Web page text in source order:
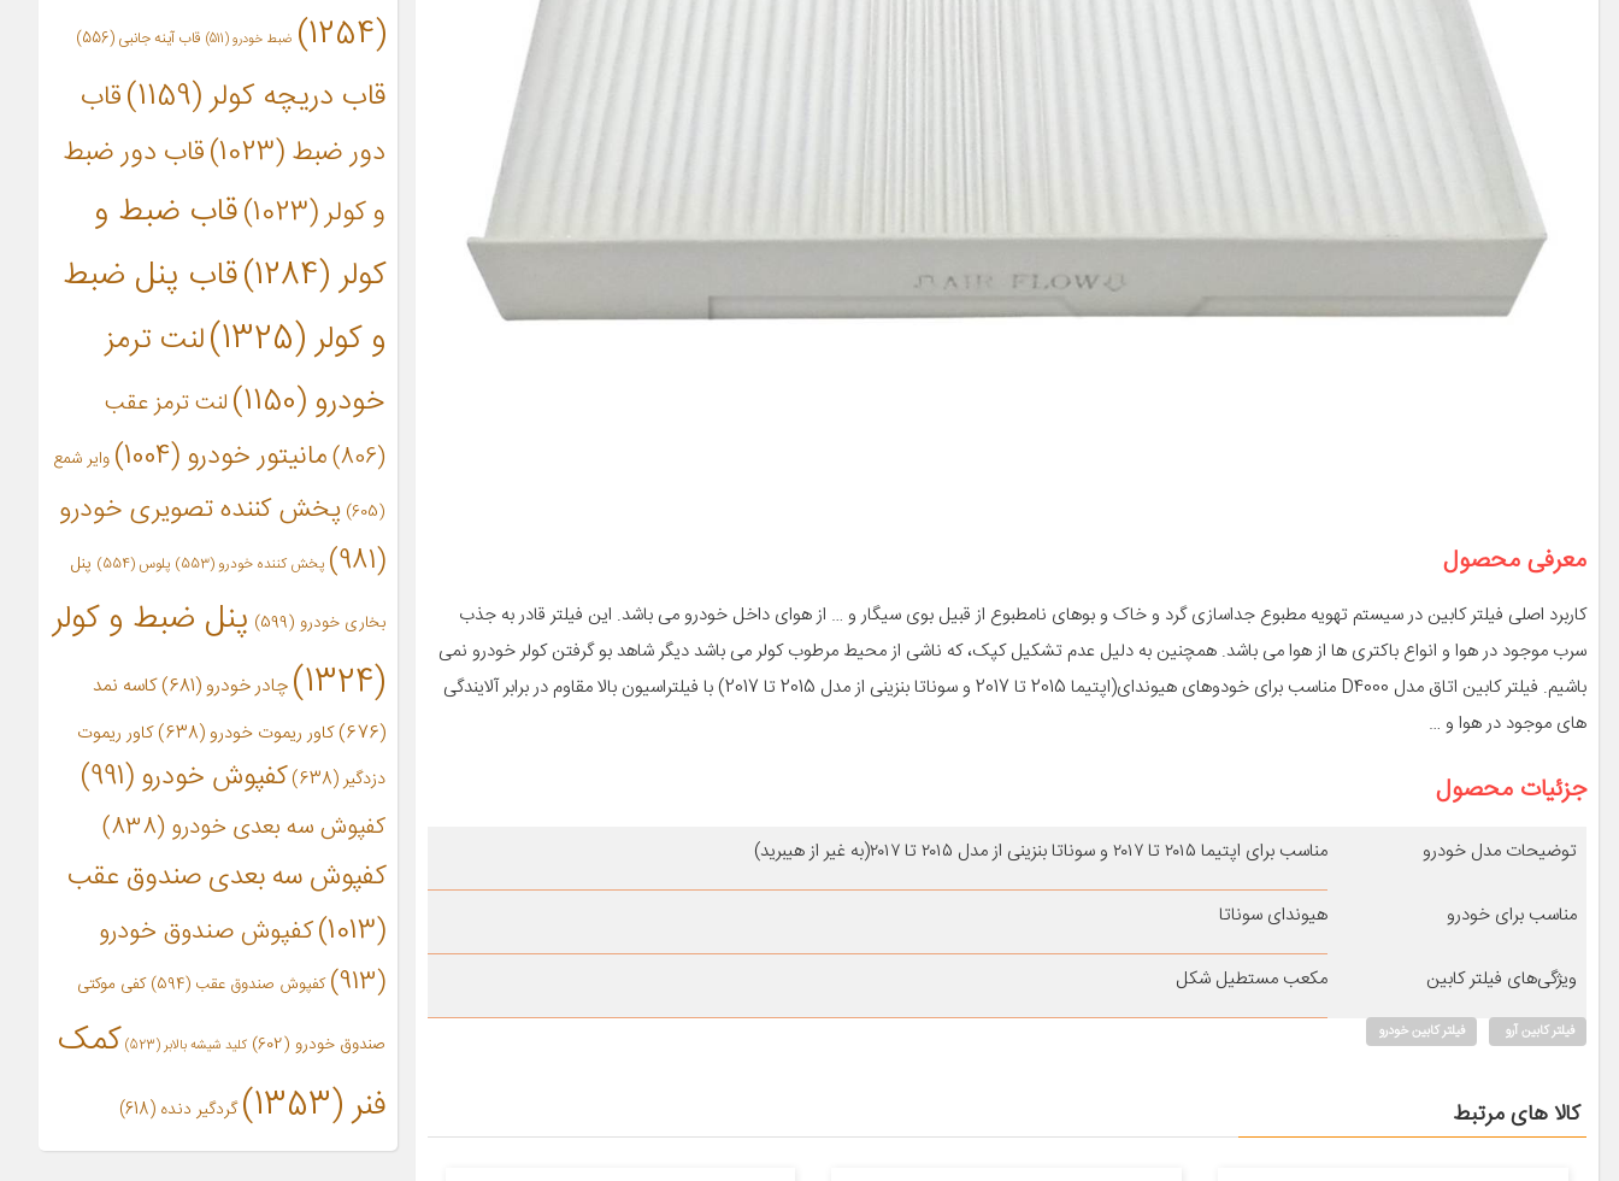
معرفی محصول
کاربرد اصلی فیلتر کابین در سیستم تهویه مطبوع جداسازی گرد و خاک و بوهای نامطبوع از قبیل بوی سیگار و … از هوای داخل خودرو می باشد. این فیلتر قادر به جذب
سرب موجود در هوا و انواع باکتری ها از هوا می باشد. همچنین به دلیل عدم تشکیل کپک، که ناشی از محیط مرطوب کولر می باشد دیگر شاهد بو گرفتن کولر خودرو نمی
باشیم. فیلتر کابین اتاق مدل D4000 مناسب برای خودوهای هیوندای(اپتیما 2015 تا 2017 و سوناتا بنزینی از مدل 2015 تا 2017) با فیلتراسیون بالا مقاوم در برابر آلایندگی
های موجود در هوا و …
جزئیات محصول
توضیحات مدل خودرو مناسب برای اپتیما ۲۰۱۵ تا ۲۰۱۷ و سوناتا بنزینی از مدل ۲۰۱۵ تا ۲۰۱۷(به غیر از هیبرید)
مناسب برای خودرو هیوندای سوناتا
ویژگی‌های فیلتر کابین مکعب مستطیل شکل
فیلتر کابین آرو فیلتر کابین خودرو
کالا های مرتبط
(1254)
ضبط خودرو(511) قاب آینه جانبی (556)
قاب دریچه کولر(1159)
قاب
دور ضبط(1023)
قاب دور ضبط
و کولر(1023)
قاب ضبط و
کولر(1284)
قاب پنل ضبط
و کولر(1325)
لنت ترمز
خودرو(1150)
لنت ترمز عقب
(806)
مانیتور خودرو(1004)
وایر شمع
(605)
پخش کننده تصویری خودرو
(981)
پخش کننده خودرو(553) پلوس(554) پنل
بخاری خودرو (599)
پنل ضبط و کولر
(1324)
چادر خودرو (681)
کاسه نمد
(676)
کاور ریموت خودرو(638)
کاور ریموت
دزدگیر(638) کفپوش خودرو(991)
کفپوش سه بعدی خودرو (838)
کفپوش سه بعدی صندوق عقب
(1013)
کفپوش صندوق خودرو
(913)
کفپوش صندوق عقب (594) کفی موکتی
صندوق خودرو (602) کلید شیشه بالابر(523)
کمک
فنر(1353) گردگیر دنده (618)